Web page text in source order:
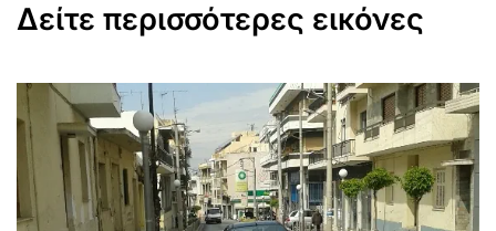
Δείτε περισσότερες εικόνες